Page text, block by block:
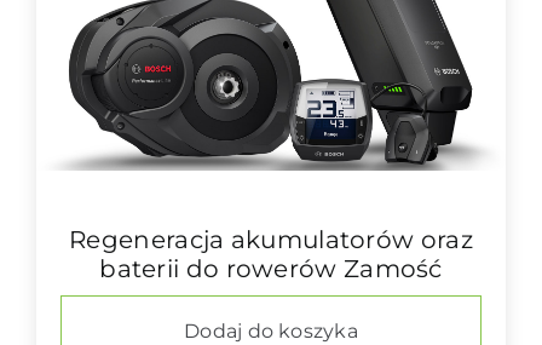
Regeneracja akumulatorów oraz
baterii do rowerów Zamość
Dodaj do koszyka